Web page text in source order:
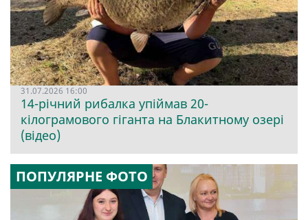
31.07.2026 16:00
14-річний рибалка упіймав 20-
кілограмового гіганта на Блакитному озері
(відео)
ПОПУЛЯРНЕ ФОТО